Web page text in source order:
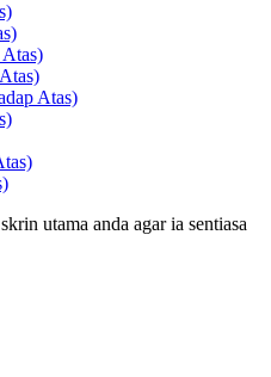
Atas)
utama anda agar ia sentiasa